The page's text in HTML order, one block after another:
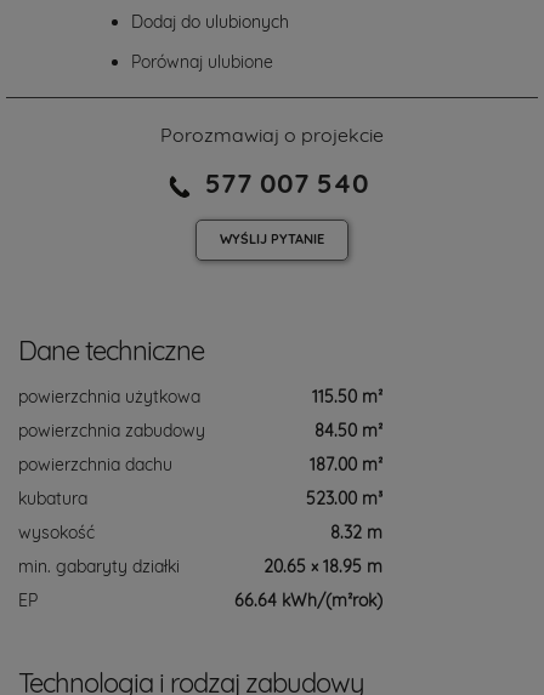
Dodaj do ulubionych
Porównaj ulubione
Porozmawiaj o projekcie
577 007 540
WYŚLIJ PYTANIE
Dane techniczne
powierzchnia użytkowa
115.50 m²
powierzchnia zabudowy
84.50 m²
powierzchnia dachu
187.00 m²
kubatura
523.00 m³
wysokość
8.32 m
min. gabaryty działki
20.65 × 18.95 m
EP
66.64 kWh/(m²rok)
Technologia i rodzaj zabudowy